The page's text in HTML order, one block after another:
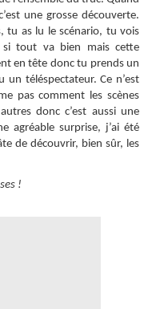
une grosse découverte.
tu as lu le scénario, tu vois
si tout va bien mais cette
en tête donc tu prends un
téléspectateur. Ce n’est
pas comment les scènes
donc c’est aussi une
agréable surprise, j’ai été
de découvrir, bien sûr, les
!